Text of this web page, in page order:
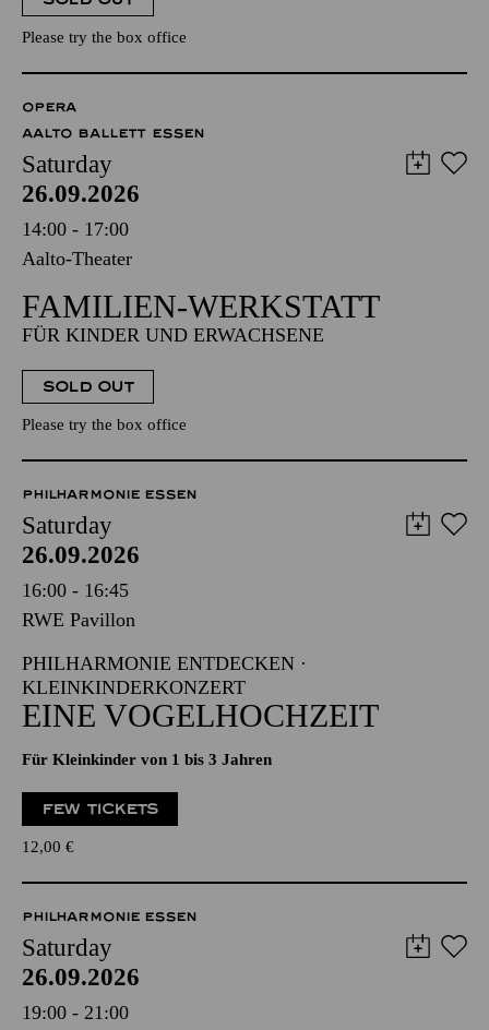
Please try the box office
OPERA
AALTO BALLETT ESSEN
Saturday
26.09.2026
14:00 - 17:00
Aalto-Theater
FAMILIEN-WERKSTATT
FÜR KINDER UND ERWACHSENE
SOLD OUT
Please try the box office
PHILHARMONIE ESSEN
Saturday
26.09.2026
16:00 - 16:45
RWE Pavillon
PHILHARMONIE ENTDECKEN ·
KLEINKINDERKONZERT
EINE VOGELHOCHZEIT
Für Kleinkinder von 1 bis 3 Jahren
FEW TICKETS
12,00 €
PHILHARMONIE ESSEN
Saturday
26.09.2026
19:00 - 21:00